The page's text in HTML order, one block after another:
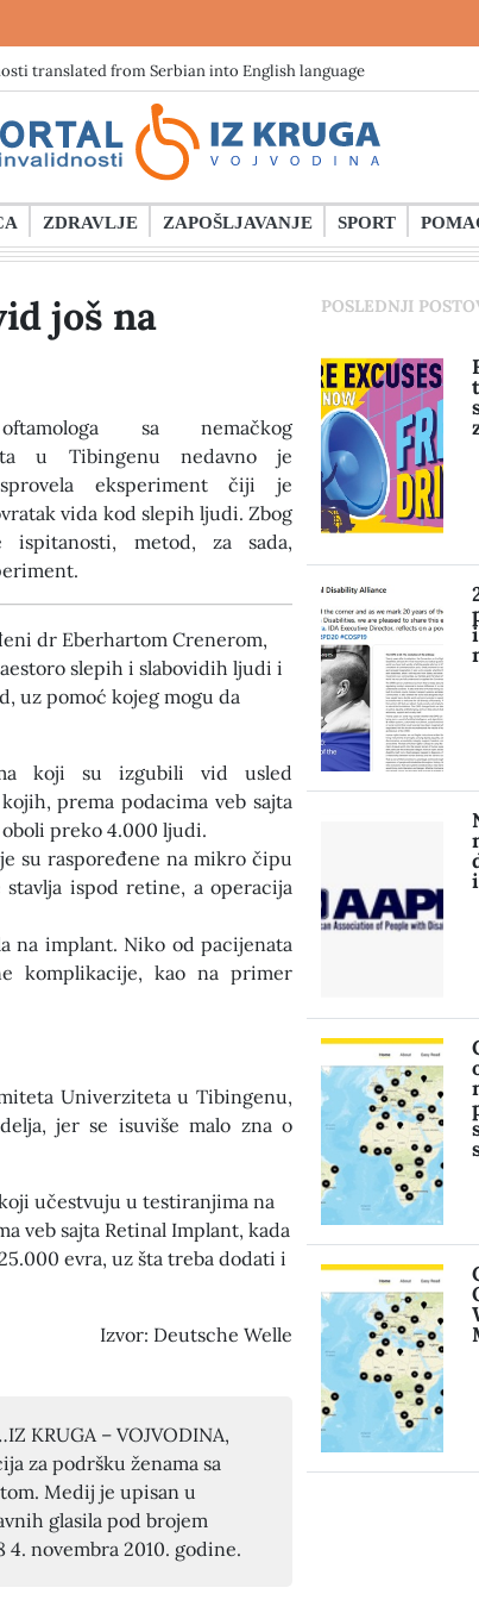
translated from Serbian into English language
ZDRAVLJE ZAPOŠLJAVANJE SPORT
još na
sa nemačkog
u Tibingenu nedavno je
eksperiment čiji je
vida kod slepih ljudi. Zbog
ispitanosti, metod, za sada,
dr Eberhartom Crenerom,
slepih i slabovidih ljudi i
uz pomoć kojeg mogu da
koji su izgubili vid usled
prema podacima veb sajta
preko 4.000 ljudi.
su raspoređene na mikro čipu
ispod retine, a operacija
na implant. Niko od pacijenata
komplikacije, kao na primer
Univerziteta u Tibingenu,
jer se isuviše malo zna o
učestvuju u testiranjima na
veb sajta Retinal Implant, kada
evra, uz šta treba dodati i
Izvor: Deutsche Welle
KRUGA – VOJVODINA,
za podršku ženama sa
Medij je upisan u
glasila pod brojem
4. novembra 2010. godine.
POSLEDNJI